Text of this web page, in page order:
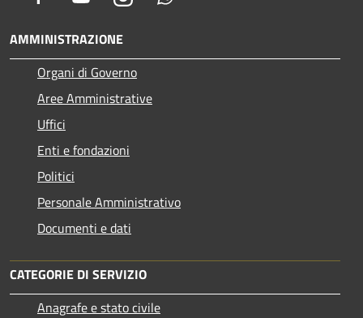
AMMINISTRAZIONE
Organi di Governo
Aree Amministrative
Uffici
Enti e fondazioni
Politici
Personale Amministrativo
Documenti e dati
CATEGORIE DI SERVIZIO
Anagrafe e stato civile